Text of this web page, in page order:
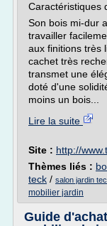
Caractéristiques
Son bois mi-dur
travailler
aux finitions très
cachet très
transmet une
doté d'une
moins un bois...
Lire la suite
Site : http://
Thèmes liés :
teck / salon jardin
mobilier jardin
Guide